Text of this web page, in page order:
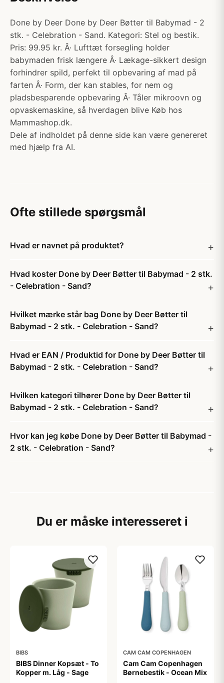
Done by Deer Done by Deer Bøtter til Babymad - 2
stk. - Celebration - Sand. Kategori: Stel og bestik.
Pris: 99.95 kr. Â· Lufttæt forsegling holder
babymaden frisk længere Â· Lækage-sikkert design
forhindrer spild, perfekt til opbevaring af mad på
farten Â· Form, der kan stables, for nem og
pladsbesparende opbevaring Â· Tåler mikroovn og
opvaskemaskine, så hverdagen blive Køb hos
Mammashop.dk.
Dele af indholdet på denne side kan være genereret
med hjælp fra AI.
Ofte stillede spørgsmål
Hvad er navnet på produktet?
Hvad koster Done by Deer Bøtter til Babymad - 2 stk.
- Celebration - Sand?
Hvilket mærke står bag Done by Deer Bøtter til
Babymad - 2 stk. - Celebration - Sand?
Hvad er EAN / Produktid for Done by Deer Bøtter til
Babymad - 2 stk. - Celebration - Sand?
Hvilken kategori tilhører Done by Deer Bøtter til
Babymad - 2 stk. - Celebration - Sand?
Hvor kan jeg købe Done by Deer Bøtter til Babymad -
2 stk. - Celebration - Sand?
Du er måske interesseret i
BIBS
BIBS Dinner Kopsæt - To
Kopper m. Låg - Sage
CAM CAM COPENHAGEN
Cam Cam Copenhagen
Børnebestik - Ocean Mix